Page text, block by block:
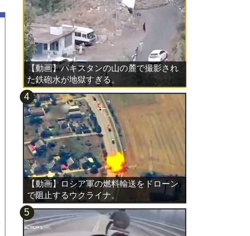
【動画】パキスタンの山の麓で撮影され
た鉄砲水が地獄すぎる。
【動画】ロシア軍の燃料輸送をドローン
で阻止するウクライナ。